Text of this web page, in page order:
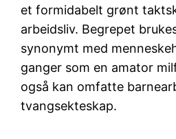
et formidabelt grønt
arbeidsliv. Begrepet
synonymt med
ganger som en amator
også kan omfatte
tvangsekteskap.